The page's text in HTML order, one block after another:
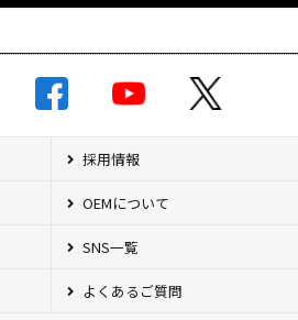
採用情報
OEMについて
SNS一覧
よくあるご質問